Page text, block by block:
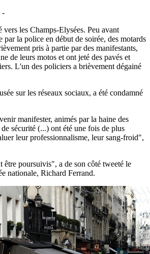
-
les Champs-Elysées. Peu avant
par la police en début de soirée, des motards
pris à partie par des manifestants,
de leurs motos et ont jeté des pavés et
L'un des policiers a brièvement dégainé
sur les réseaux sociaux, a été condamné
manifester, animés par la haine des
sécurité (...) ont été une fois de plus
leur professionnalisme, leur sang-froid",
être poursuivis", a de son côté tweeté le
nationale, Richard Ferrand.